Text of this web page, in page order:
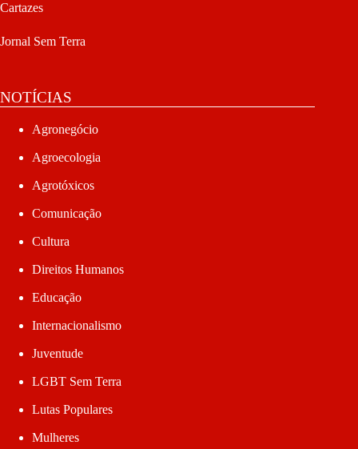
Cartazes
Jornal Sem Terra
NOTÍCIAS
Agronegócio
Agroecologia
Agrotóxicos
Comunicação
Cultura
Direitos Humanos
Educação
Internacionalismo
Juventude
LGBT Sem Terra
Lutas Populares
Mulheres